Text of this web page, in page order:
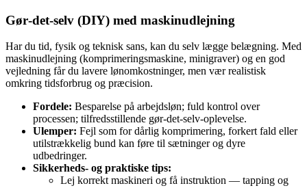
Gør‑det‑selv (DIY) med maskinudlejning
Har du tid, fysik og teknisk sans, kan du selv lægge belægning. Med
maskinudlejning (komprimeringsmaskine, minigraver) og en god
vejledning får du lavere lønomkostninger, men vær realistisk
omkring tidsforbrug og præcision.
Fordele: Besparelse på arbejdsløn; fuld kontrol over
processen; tilfredsstillende gør‑det‑selv-oplevelse.
Ulemper: Fejl som for dårlig komprimering, forkert fald eller
utilstrækkelig bund kan føre til sætninger og dyre
udbedringer.
Sikkerheds- og praktiske tips:
Lej korrekt maskineri og få instruktion — tapping og